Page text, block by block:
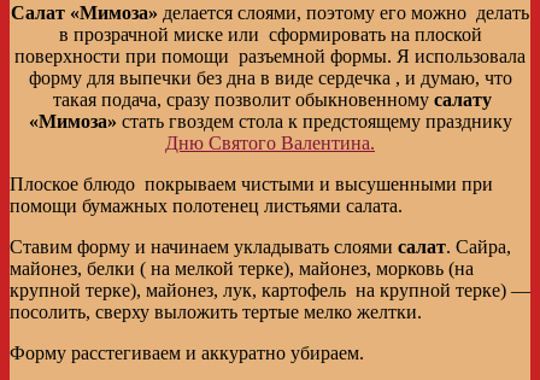
Салат «Мимоза» делается слоями, поэтому его можно делать
в прозрачной миске или сформировать на плоской
поверхности при помощи разъемной формы. Я использовала
форму для выпечки без дна в виде сердечка , и думаю, что
такая подача, сразу позволит обыкновенному салату
«Мимоза» стать гвоздем стола к предстоящему празднику
Дню Святого Валентина.
Плоское блюдо покрываем чистыми и высушенными при
помощи бумажных полотенец листьями салата.
Ставим форму и начинаем укладывать слоями салат. Сайра,
майонез, белки ( на мелкой терке), майонез, морковь (на
крупной терке), майонез, лук, картофель на крупной терке) —
посолить, сверху выложить тертые мелко желтки.
Форму расстегиваем и аккуратно убираем.